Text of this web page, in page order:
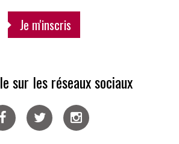
Je m'inscris
sur les réseaux sociaux